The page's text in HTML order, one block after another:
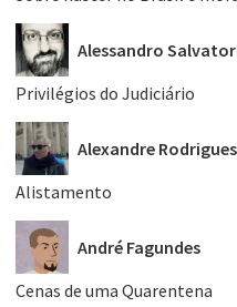
Alessandro
Privilégios do Judiciário
Alexandre Rodrigues
Alistamento
André Fagundes
Cenas de uma Quarentena